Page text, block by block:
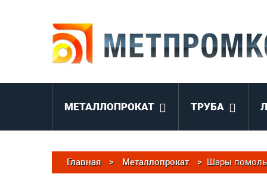
МЕТАЛЛОПРОКАТ ТРУБА
Главная > Металлопрокат > Шары